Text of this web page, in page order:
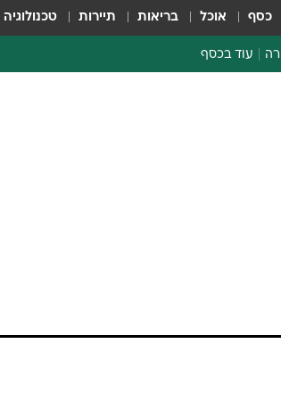
כסף אוכל בריאות תיירות טכנולוגיה
עוד בכסף